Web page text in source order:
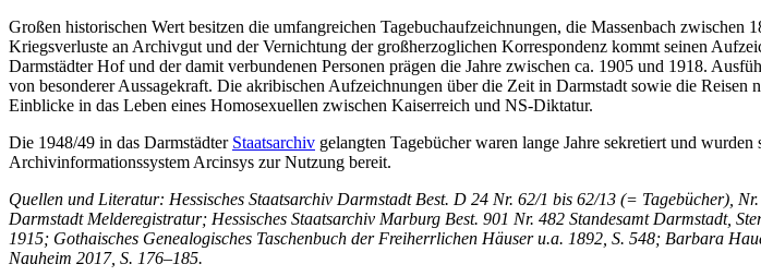
Großen historischen Wert besitzen die umfangreichen Tagebuchaufzeichnungen, die Massenbach
Kriegsverluste an Archivgut und der Vernichtung der großherzoglichen Korrespondenz kommt seinen
Darmstädter Hof und der damit verbundenen Personen prägen die Jahre zwischen ca. 1905 und 1918.
von besonderer Aussagekraft. Die akribischen Aufzeichnungen über die Zeit in Darmstadt sowie die
Einblicke in das Leben eines Homosexuellen zwischen Kaiserreich und NS-Diktatur.
Die 1948/49 in das Darmstädter Staatsarchiv gelangten Tagebücher waren lange Jahre sekretiert und
Archivinformationssystem Arcinsys zur Nutzung bereit.
Quellen und Literatur: Hessisches Staatsarchiv Darmstadt Best. D 24 Nr. 62/1 bis 62/13 (= Tagebücher),
Darmstadt Melderegistratur; Hessisches Staatsarchiv Marburg Best. 901 Nr. 482 Standesamt Darmstadt,
1915; Gothaisches Genealogisches Taschenbuch der Freiherrlichen Häuser u.a. 1892, S. 548; Barbara
Nauheim 2017, S. 176–185.